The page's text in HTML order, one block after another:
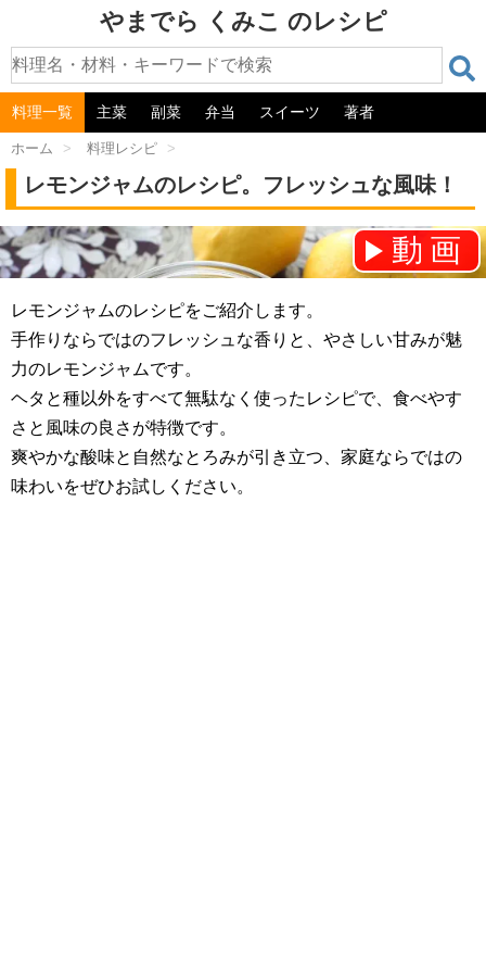
やまでら くみこ のレシピ
料理一覧 主菜 副菜 弁当 スイーツ 著者
ホーム > 料理レシピ >
レモンジャムのレシピ。フレッシュな風味！
動画
チャンネル登録をお願いします！⇒
レモンジャムのレシピをご紹介します。
手作りならではのフレッシュな香りと、やさしい甘みが魅
力のレモンジャムです。
ヘタと種以外をすべて無駄なく使ったレシピで、食べやす
さと風味の良さが特徴です。
爽やかな酸味と自然なとろみが引き立つ、家庭ならではの
味わいをぜひお試しください。